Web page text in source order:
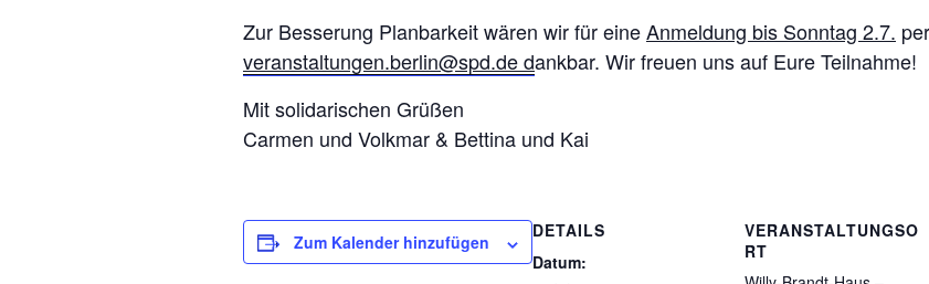
Zur Besserung Planbarkeit wären wir für eineAnmeldung bis Sonntag 2.7.
veranstaltungen.berlin@spd.dedankbar. Wir freuen uns auf Eure Teilnahme!
Mit solidarischen Grüßen
Carmen und Volkmar & Bettina und Kai
Zum Kalender hinzufügen
DETAILS
Datum:
VERANSTALTUNGSO
RT